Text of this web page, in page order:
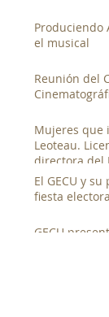
Produciendo
el musical
Reunión del Consejo Nacional
Mujeres que
Leoteau.
directora del
El GECU y
fiesta
GECU